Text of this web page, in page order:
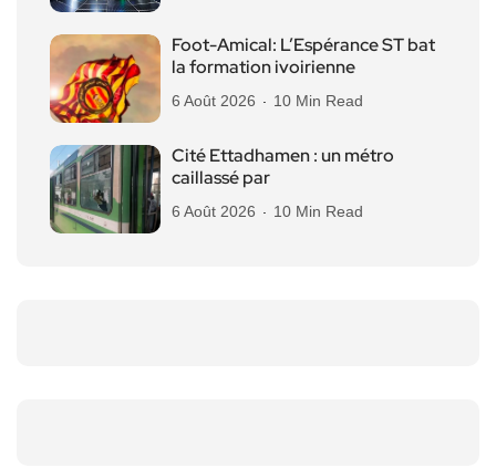
Foot-Amical: L’Espérance ST bat
la formation ivoirienne
6 Août 2026 10 Min Read
Cité Ettadhamen : un métro
caillassé par
6 Août 2026 10 Min Read